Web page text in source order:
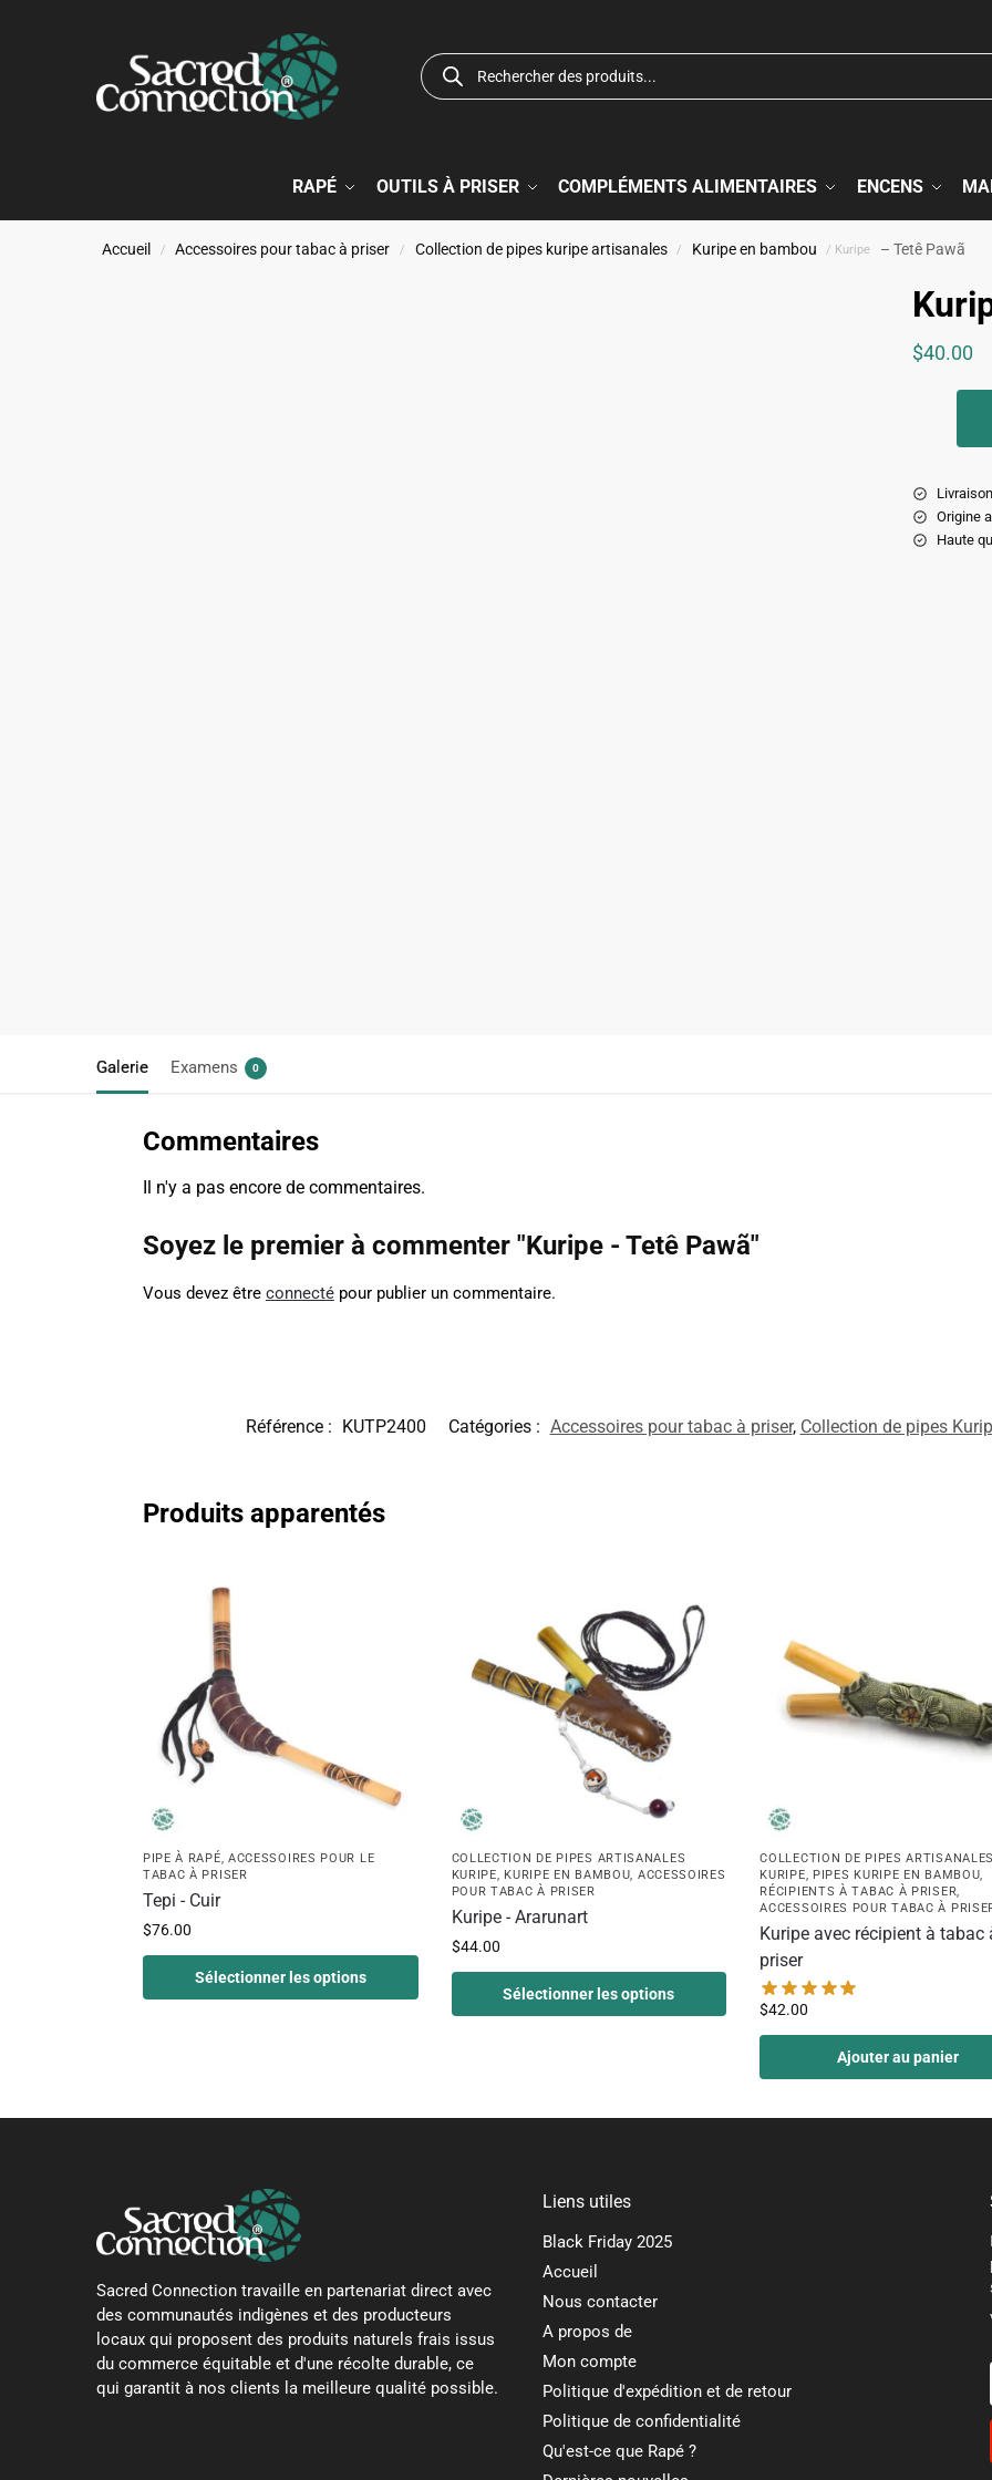
RAPÉ OUTILS À PRISER COMPLÉMENTS ALIMENTAIRES ENCENS
Accueil / Accessoires pour tabac à priser / Collection de pipes kuripe artisanales / Kuripe en bambou / Kuripe – Tetê Pawã
$40.00
Origine
Haute
Galerie Examens 0
Commentaires
Il n'y a pas encore de commentaires.
Soyez le premier à commenter "Kuripe - Tetê Pawã"
Vous devez être connectépour publier un commentaire.
Référence : KUTP2400 Catégories : Accessoires pour tabac à priser, Collection de pipes
Produits apparentés
PIPE À RAPÉ, ACCESSOIRES POUR LE
TABAC À PRISER
Tepi - Cuir
$76.00
Sélectionner les options
COLLECTION DE PIPES ARTISANALES
KURIPE, KURIPE EN BAMBOU, ACCESSOIRES
POUR TABAC À PRISER
Kuripe - Ararunart
$44.00
Sélectionner les options
COLLECTION DE PIPES ARTISANALES
KURIPE, PIPES KURIPE EN BAMBOU,
RÉCIPIENTS À TABAC À PRISER,
ACCESSOIRES POUR TABAC À
Kuripe avec récipient à tabac
priser
$42.00
Ajouter au panier
Sacred Connection travaille en partenariat direct avec
des communautés indigènes et des producteurs
locaux qui proposent des produits naturels frais issus
du commerce équitable et d'une récolte durable, ce
qui garantit à nos clients la meilleure qualité possible.
Liens utiles
Black Friday 2025
Accueil
Nous contacter
A propos de
Mon compte
Politique d'expédition et de retour
Politique de confidentialité
Qu'est-ce que Rapé ?